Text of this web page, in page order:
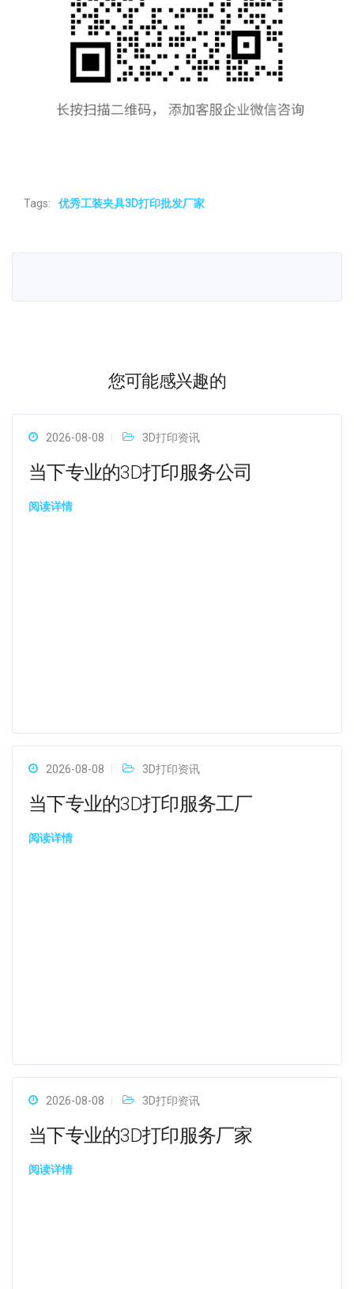
Tags: 优秀工装夹具3D打印批发厂家
您可能感兴趣的
2026-08-08 3D打印资讯
当下专业的3D打印服务公司
阅读详情
2026-08-08 3D打印资讯
当下专业的3D打印服务工厂
阅读详情
2026-08-08 3D打印资讯
当下专业的3D打印服务厂家
阅读详情